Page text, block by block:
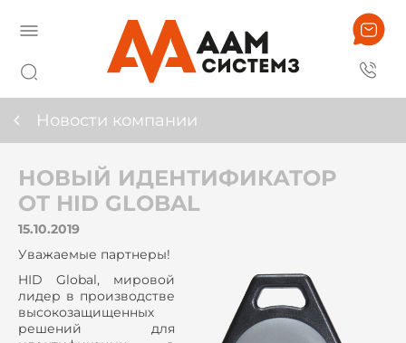
Новости компании
НОВЫЙ ИДЕНТИФИКАТОР
ОТ HID GLOBAL
15.10.2019
Уважаемые партнеры!
HID Global, мировой
лидер в производстве
высокозащищенных
решений для